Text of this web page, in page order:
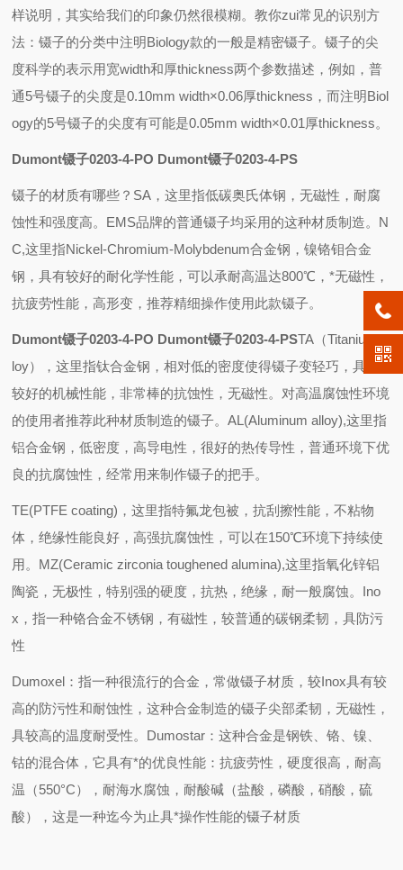
样说明，其实给我们的印象仍然很模糊。教你zui常见的识别方
法：镊子的分类中注明Biology款的一般是精密镊子。镊子的尖
度科学的表示用宽width和厚thickness两个参数描述，例如，普
通5号镊子的尖度是0.10mm width×0.06厚thickness，而注明Biol
ogy的5号镊子的尖度有可能是0.05mm width×0.01厚thickness。
Dumont镊子0203-4-PO Dumont镊子0203-4-PS
镊子的材质有哪些？ SA ，这里指低碳奥氏体钢，无磁性，耐腐
蚀性和强度高。 EMS品牌的普通镊子均采用的这种材质制造。 N
C,这里指Nickel-Chromium-Molybdenum合金钢，镍铬钼合金
钢，具有较好的耐化学性能，可以承耐高温达800℃，*无磁性，
抗疲劳性能，高形变，推荐精细操作使用此款镊子。
Dumont镊子0203-4-PO Dumont镊子0203-4-PSTA （Titanium al
loy），这里指钛合金钢，相对低的密度使得镊子变轻巧，具有
较好的机械性能，非常棒的抗蚀性，无磁性。对高温腐蚀性环境
的使用者推荐此种材质制造的镊子。AL(Aluminum alloy),这里指
铝合金钢，低密度，高导电性，很好的热传导性，普通环境下优
良的抗腐蚀性，经常用来制作镊子的把手。
TE(PTFE coating) ，这里指特氟龙包被，抗刮擦性能，不粘物
体，绝缘性能良好，高强抗腐蚀性，可以在150℃环境下持续使
用。 MZ(Ceramic zirconia toughened alumina),这里指氧化锌铝
陶瓷，无极性，特别强的硬度，抗热，绝缘，耐一般腐蚀。 Ino
x ，指一种铬合金不锈钢，有磁性，较普通的碳钢柔韧，具防污
性
Dumoxel ：指一种很流行的合金，常做镊子材质，较Inox具有较
高的防污性和耐蚀性，这种合金制造的镊子尖部柔韧，无磁性，
具较高的温度耐受性。 Dumostar ：这种合金是钢铁、铬、镍、
钴的混合体，它具有*的优良性能：抗疲劳性，硬度很高，耐高
温（550°C），耐海水腐蚀，耐酸碱（盐酸，磷酸，硝酸，硫
酸），这是一种迄今为止具*操作性能的镊子材质